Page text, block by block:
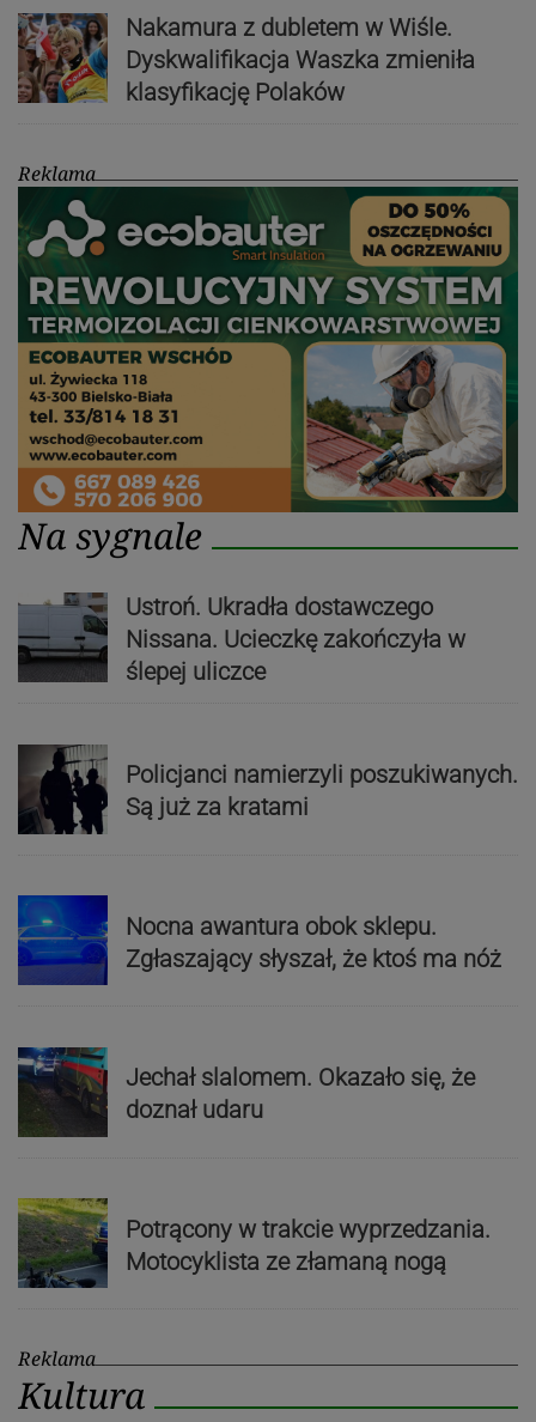
Nakamura z dubletem w Wiśle.
Dyskwalifikacja Waszka zmieniła
klasyfikację Polaków
Reklama
Na sygnale
Ustroń. Ukradła dostawczego
Nissana. Ucieczkę zakończyła w
ślepej uliczce
Policjanci namierzyli poszukiwanych.
Są już za kratami
Nocna awantura obok sklepu.
Zgłaszający słyszał, że ktoś ma nóż
Jechał slalomem. Okazało się, że
doznał udaru
Potrącony w trakcie wyprzedzania.
Motocyklista ze złamaną nogą
Reklama
Kultura